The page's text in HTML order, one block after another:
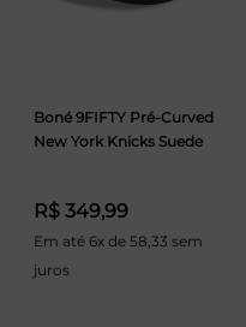
Boné 9FIFTY Pré-Curved
New York Knicks Suede
R$ 349,99
Em até 6x de 58,33 sem
juros